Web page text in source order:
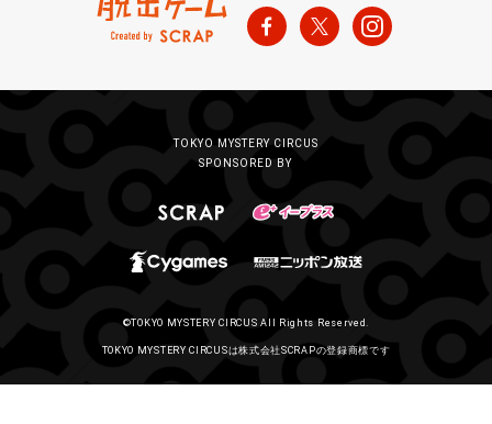
TOKYO MYSTERY CIRCUS
SPONSORED BY
©TOKYO MYSTERY CIRCUS All Rights Reserved.
TOKYO MYSTERY CIRCUSは株式会社SCRAPの登録商標です